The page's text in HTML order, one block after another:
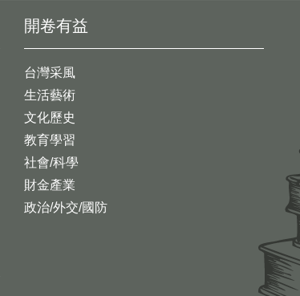
開卷有益
台灣采風
生活藝術
文化歷史
教育學習
社會/科學
財金產業
政治/外交/國防